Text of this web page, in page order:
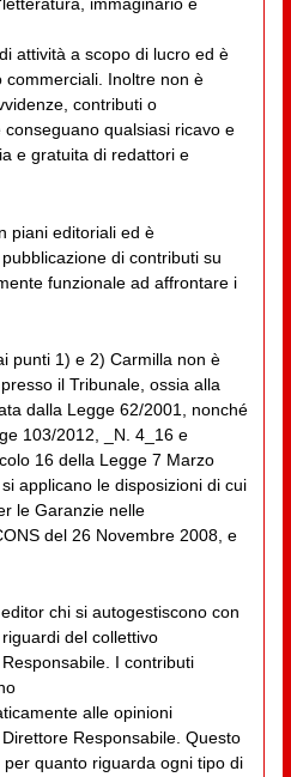
attività a scopo di lucro ed è
commerciali. Inoltre non è
contributi o
qualsiasi ricavo e
e gratuita di redattori e
piani editoriali ed è
di contributi su
funzionale ad affrontare i
punti 1) e 2) Carmilla non è
il Tribunale, ossia alla
dalla Legge 62/2001, nonché
103/2012, _N. 4_16 e
16 della Legge 7 Marzo
applicano le disposizioni di cui
le Garanzie nelle
del 26 Novembre 2008, e
chi si autogestiscono con
del collettivo
I contributi
alle opinioni
Responsabile. Questo
quanto riguarda ogni tipo di